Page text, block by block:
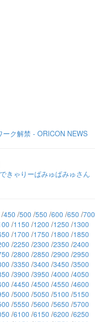
ク解禁 - ORICON NEWS
きゃりーぱみゅぱみゅさん
/450 /500 /550 /600 /650 /700
/1150 /1200 /1250 /1300
/1700 /1750 /1800 /1850
/2250 /2300 /2350 /2400
/2800 /2850 /2900 /2950
/3350 /3400 /3450 /3500
/3900 /3950 /4000 /4050
/4450 /4500 /4550 /4600
/5000 /5050 /5100 /5150
/5550 /5600 /5650 /5700
/6100 /6150 /6200 /6250